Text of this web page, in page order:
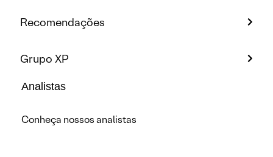
Recomendações
Grupo XP
Analistas
Conheça nossos analistas